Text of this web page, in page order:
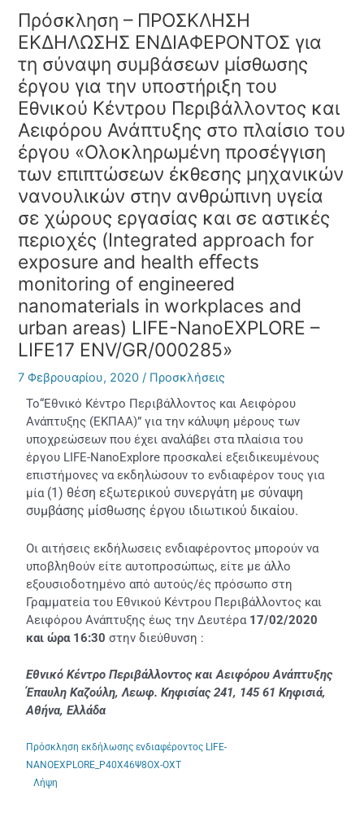
Πρόσκληση – ΠΡΟΣΚΛΗΣΗ
ΕΚΔΗΛΩΣΗΣ ΕΝΔΙΑΦΕΡΟΝΤΟΣ για
τη σύναψη συμβάσεων μίσθωσης
έργου για την υποστήριξη του
Εθνικού Κέντρου Περιβάλλοντος και
Αειφόρου Ανάπτυξης στο πλαίσιο του
έργου «Ολοκληρωμένη προσέγγιση
των επιπτώσεων έκθεσης μηχανικών
νανουλικών στην ανθρώπινη υγεία
σε χώρους εργασίας και σε αστικές
περιοχές (Integrated approach for
exposure and health eﬀects
monitoring of engineered
nanomaterials in workplaces and
urban areas) LIFE-NanoEXPLORE –
LIFE17 ENV/GR/000285»
7 Φεβρουαρίου, 2020/ Προσκλήσεις
Το“Εθνικό Κέντρο Περιβάλλοντος και Αειφόρου
Ανάπτυξης (ΕΚΠΑΑ)” για την κάλυψη μέρους των
υποχρεώσεων που έχει αναλάβει στα πλαίσια του
έργου LIFE-NanoExplore προσκαλεί εξειδικευμένους
επιστήμονες να εκδηλώσουν το ενδιαφέρον τους για
μία(1) θέση εξωτερικού συνεργάτη με σύναψη
συμβάσης μίσθωσης έργου ιδιωτικού δικαίου.
Οι αιτήσεις εκδήλωσεις ενδιαφέροντος μπορούν να
υποβληθούν είτε αυτοπροσώπως, είτε με άλλο
εξουσιοδοτημένο από αυτούς/ές πρόσωπο στη
Γραμματεία του Εθνικού Κέντρου Περιβάλλοντος και
Αειφόρου Ανάπτυξης έως την Δευτέρα17/02/2020
και ώρα 16:30στην διεύθυνση :
Εθνικό Κέντρο Περιβάλλοντος και Αειφόρου Ανάπτυξης
Έπαυλη Καζούλη, Λεωφ. Κηφισίας 241, 145 61 Κηφισιά,
Αθήνα, Ελλάδα
Πρόσκληση εκδήλωσης ενδιαφέροντος LIFE-
NANOEXPLORE_Ρ40Χ46Ψ8ΟΧ-ΟΧΤ
Λήψη